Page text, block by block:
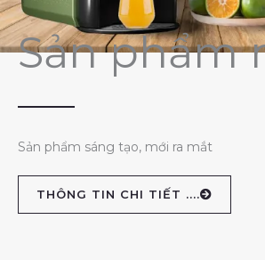
Sản phẩm
Sản phẩm sáng tạo, mới ra mắt
THÔNG TIN CHI TIẾT ....